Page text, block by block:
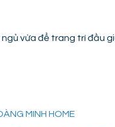
ngủ vừa để trang trí đầu
MINH HOME